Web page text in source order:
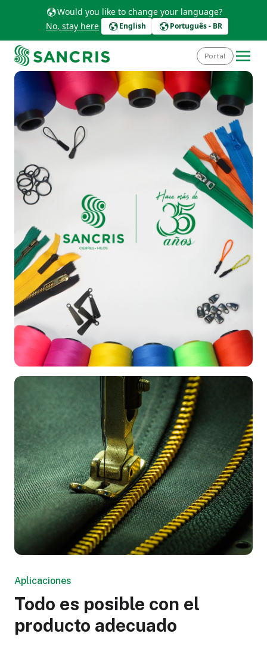
Would you like to change your language?
No, stay here
English Português - BR
Portal
Aplicaciones
Todo es posible con el
producto adecuado